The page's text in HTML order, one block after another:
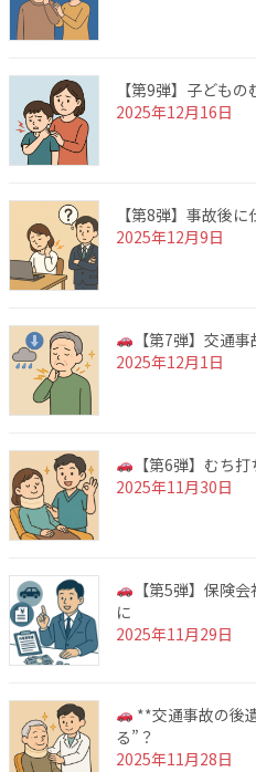
【第9弾】子ども
2025年12月16日
【第8弾】事故後
2025年12月9日
【第7弾】交通
2025年12月1日
【第6弾】むち
2025年11月30日
【第5弾】保険
に
2025年11月29日
**交通事故の後
る”？
2025年11月28日